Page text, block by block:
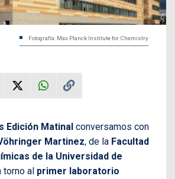
Fotografía: Max Planck Institute for Chemistry
Edición Matinal conversamos con
Martinez, de la Facultad
de la Universidad de
torno al primer laboratorio